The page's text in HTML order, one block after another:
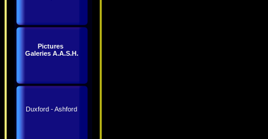
Pictures
Galeries A.A.S.H.
Duxford - Ashford